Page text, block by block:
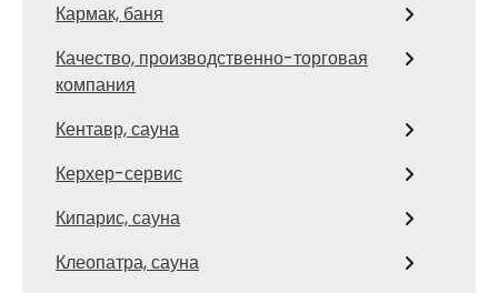
Кармак, баня
Качество, производственно-торговая
компания
Кентавр, сауна
Керхер-сервис
Кипарис, сауна
Клеопатра, сауна